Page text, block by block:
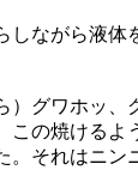
しながら液体
）グワホッ
の焼けるよ
。それはニ